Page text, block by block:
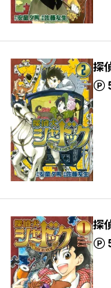
探
ポイント
探
ポイント